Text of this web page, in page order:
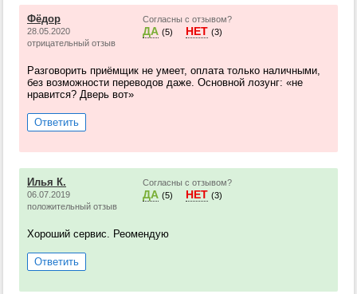
Фёдор
28.05.2020
отрицательный отзыв
Согласны с отзывом?
ДА (5) НЕТ (3)
Разговорить приёмщик не умеет, оплата только наличными,
без возможности переводов даже. Основной лозунг: «не
нравится? Дверь вот»
Ответить
Илья К.
06.07.2019
положительный отзыв
Согласны с отзывом?
ДА (5) НЕТ (3)
Хороший сервис. Реомендую
Ответить